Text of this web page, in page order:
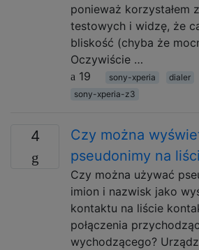
ponieważ korzystałem
testowych i widzę, że
bliskość (chyba że
Oczywiście …
19
sony-xperia dialer
sony-xperia-z3
4
Czy można
pseudonimy na
Czy można używać
imion i nazwisk jako
kontaktu na liście
połączenia
wychodzącego?